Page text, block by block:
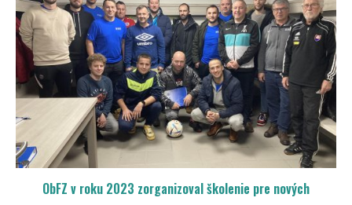
ObFZ v roku 2023 zorganizoval školenie pre nových